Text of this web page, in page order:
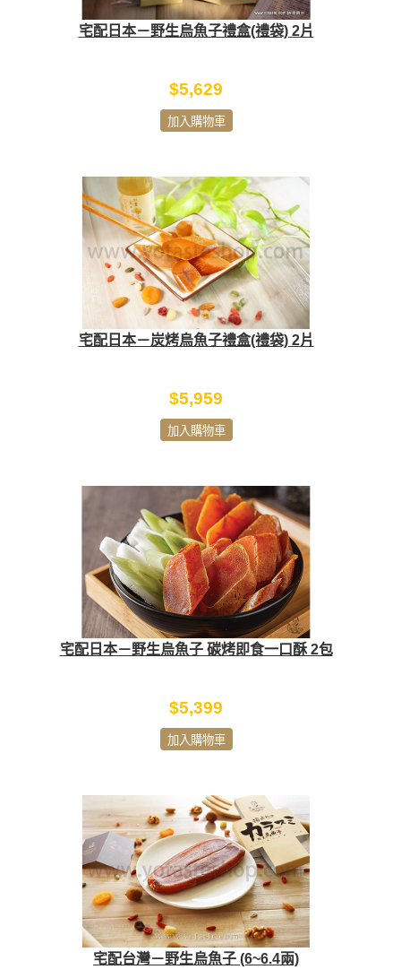
宅配日本－野生烏魚子禮盒(禮袋) 2片
$5,629
加入購物車
宅配日本－炭烤烏魚子禮盒(禮袋) 2片
$5,959
加入購物車
宅配日本－野生烏魚子 碳烤即食一口酥 2包
$5,399
加入購物車
宅配台灣－野生烏魚子 (6~6.4兩)